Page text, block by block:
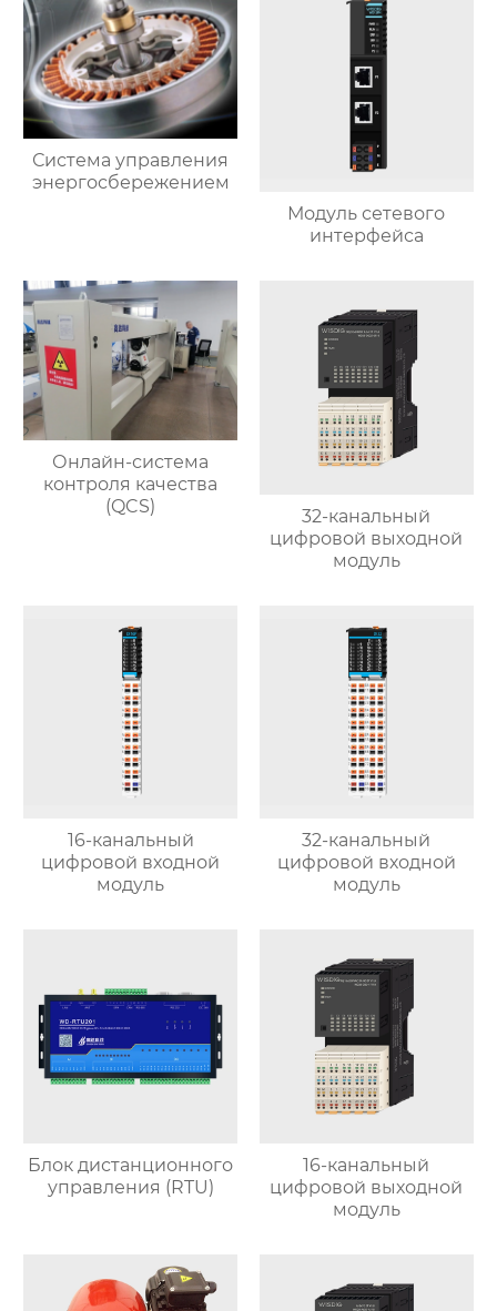
Система управления
энергосбережением
Модуль сетевого
интерфейса
Онлайн-система
контроля качества
(QCS)
32-канальный
цифровой выходной
модуль
16-канальный
цифровой входной
модуль
32-канальный
цифровой входной
модуль
Блок дистанционного
управления (RTU)
16-канальный
цифровой выходной
модуль